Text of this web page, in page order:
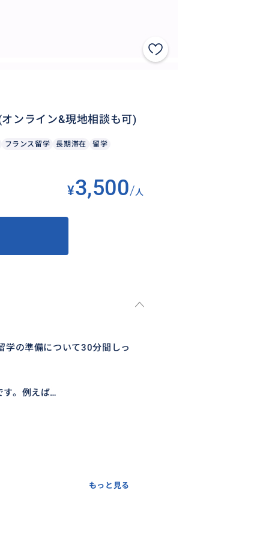
ンライン&現地相談も可)
フランス留学 長期滞在
留学
¥3,500/人
学の準備について30分間しっ
す。例えば…
もっと見る